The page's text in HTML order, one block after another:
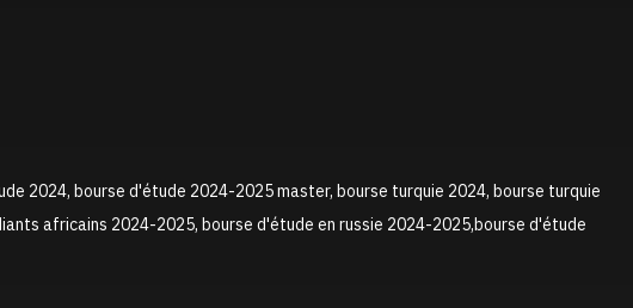
2024, bourse d'étude 2024-2025 master, bourse turquie 2024, bourse turquie
africains 2024-2025, bourse d'étude en russie 2024-2025,bourse d'étude